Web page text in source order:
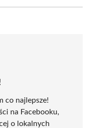
co najlepsze!
na Facebooku,
o lokalnych